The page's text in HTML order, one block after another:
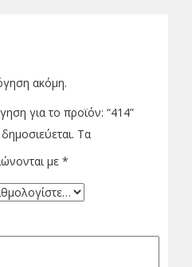
ακόμη.
για το προϊόν: “414”
Τα
με *